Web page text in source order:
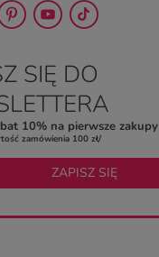
SIĘ DO
10% na pierwsze zakupy
zamówienia 100 zł/
ZAPISZ SIĘ